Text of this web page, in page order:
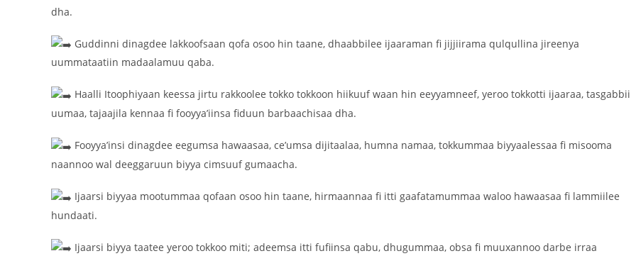
dha.
Guddinni dinagdee lakkoofsaan qofa osoo hin taane, dhaabbilee ijaaraman fi jijjiirama qulqullina jireenya
uummataatiin madaalamuu qaba.
Haalli Itoophiyaan keessa jirtu rakkoolee tokko tokkoon hiikuuf waan hin eeyyamneef, yeroo tokkotti ijaaraa, tasgabbii
uumaa, tajaajila kennaa fi fooyya’iinsa fiduun barbaachisaa dha.
Fooyya’insi dinagdee eegumsa hawaasaa, ce’umsa dijitaalaa, humna namaa, tokkummaa biyyaalessaa fi misooma
naannoo wal deeggaruun biyya cimsuuf gumaacha.
Ijaarsi biyyaa mootummaa qofaan osoo hin taane, hirmaannaa fi itti gaafatamummaa waloo hawaasaa fi lammiilee
hundaati.
Ijaarsi biyya taatee yeroo tokkoo miti; adeemsa itti fufiinsa qabu, dhugummaa, obsa fi muuxannoo darbe irraa